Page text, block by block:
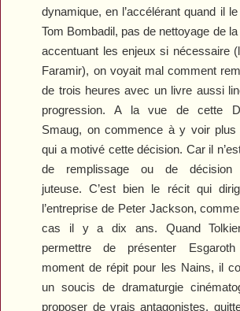
dynamique, en l’accélérant quand il
Tom Bombadil, pas de nettoyage de
accentuant les enjeux si nécessaire
Faramir), on voyait mal comment
de trois heures avec un livre aussi
progression. A la vue de cette
Smaug, on commence à y voir
qui a motivé cette décision. Car il
de remplissage ou de décision
juteuse. C’est bien le récit qui
l’entreprise de Peter Jackson,
cas il y a dix ans. Quand
permettre de présenter
moment de répit pour les Nains, il
un soucis de dramaturgie
proposer de vrais antagonistes,